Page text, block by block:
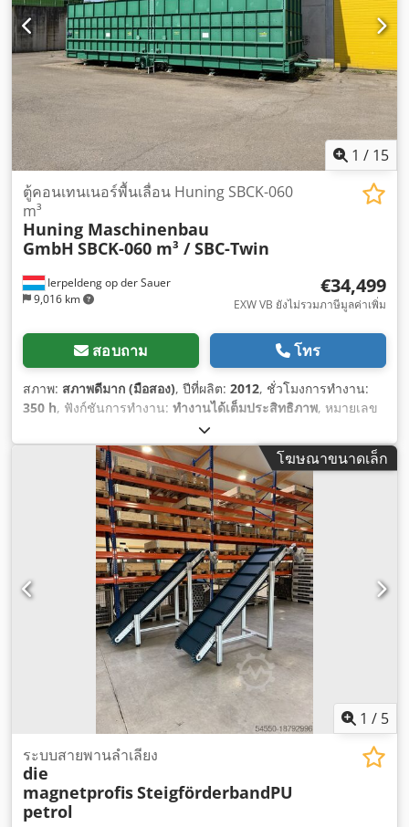
1 / 15
Ierpeldeng op der Sauer
9,016 km
ตู้คอนเทนเนอร์พื้นเลื่อน Huning SBCK-060
m³
Huning Maschinenbau
GmbH SBCK-060 m³ / SBC-Twin
€34,499
EXW VB ยังไม่รวมภาษีมูลค่าเพิ่ม
สอบถาม โทร
สภาพ: สภาพดีมาก (มือสอง), ปีที่ผลิต: 2012, ชั่วโมงการทำงาน:
350 h, ฟังก์ชันการทำงาน: ทำงานได้เต็มประสิทธิภาพ, หมายเลข
BDE-821809
มม, ความยาวทั้งหมด:6,300 มม, ความสูงรวม:3,500 มม,
โฆษณาขนาดเล็ก
1 / 5
ระบบสายพานลำเลียง
die
magnetprofisSteigförderbandPU
petrol